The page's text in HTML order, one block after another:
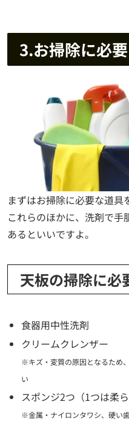
3.お掃除に必
まずはお掃除に必要な道具
これらのほかに、洗剤で手
あるといいですよ。
天板の掃除に必
食器用中性洗剤
クリームクレンザー
※キズ・変質の原因となるため
い
スポンジ2つ（1つは柔
※金属・ナイロンタワシ、硬い